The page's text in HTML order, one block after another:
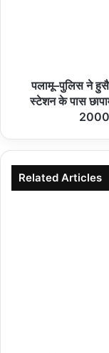
पलामू–पुलिस ने
स्टेशन के पास
2000
Related Articles